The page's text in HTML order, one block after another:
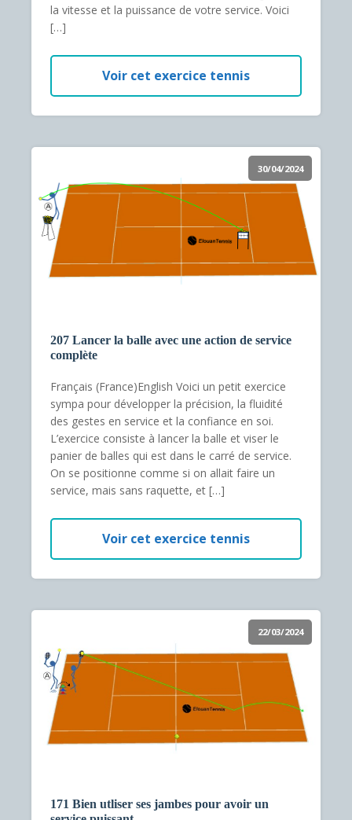
la vitesse et la puissance de votre service. Voici
[…]
Voir cet exercice tennis
30/04/2024
207 Lancer la balle avec une action de service
complète
Français (France)English Voici un petit exercice
sympa pour développer la précision, la fluidité
des gestes en service et la confiance en soi.
L’exercice consiste à lancer la balle et viser le
panier de balles qui est dans le carré de service.
On se positionne comme si on allait faire un
service, mais sans raquette, et […]
Voir cet exercice tennis
22/03/2024
171 Bien utliser ses jambes pour avoir un